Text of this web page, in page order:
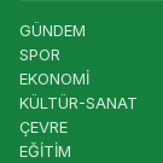
GÜNDEM
SPOR
EKONOMİ
KÜLTÜR-SANAT
ÇEVRE
EĞİTİM